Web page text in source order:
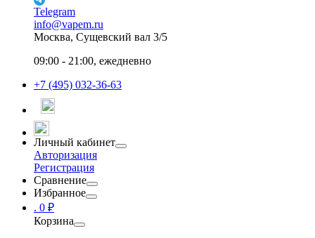
Telegram
info@vapem.ru
Москва, Сущевский вал 3/5
09:00 - 21:00, ежедневно
+7 (495) 032-36-63
Личный кабинет
Авторизация
Регистрация
Сравнение
Избранное
. 0 ₽
Корзина